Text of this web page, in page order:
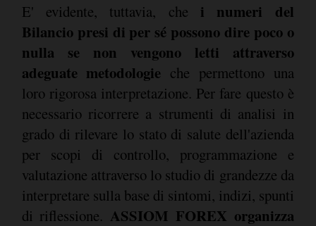
E' evidente, tuttavia, che i numeri del
Bilancio presi di per sé possono dire poco o
nulla se non vengono letti attraverso
adeguate metodologie che permettono una
loro rigorosa interpretazione. Per fare questo è
necessario ricorrere a strumenti di analisi in
grado di rilevare lo stato di salute dell'azienda
per scopi di controllo, programmazione e
valutazione attraverso lo studio di grandezze da
interpretare sulla base di sintomi, indizi, spunti
di riflessione. ASSIOM FOREX organizza